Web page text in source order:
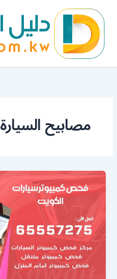
المحتوى
مصابيح السيارة